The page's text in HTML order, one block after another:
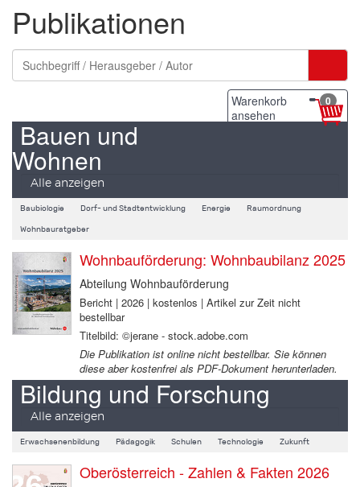
Publikationen
Warenkorb
ansehen
0
Bauen und
Wohnen
Alle anzeigen
Baubiologie Dorf- und Stadtentwicklung Energie Raumordnung
Wohnbauratgeber
Wohnbauförderung: Wohnbaubilanz 2025
Abteilung Wohnbauförderung
Bericht | 2026 | kostenlos | Artikel zur Zeit nicht
bestellbar
Titelbild: ©jerane - stock.adobe.com
Die Publikation ist online nicht bestellbar. Sie können
diese aber kostenfrei als PDF-Dokument herunterladen.
Bildung und Forschung
Alle anzeigen
Erwachsenenbildung Pädagogik Schulen Technologie Zukunft
Oberösterreich - Zahlen & Fakten 2026